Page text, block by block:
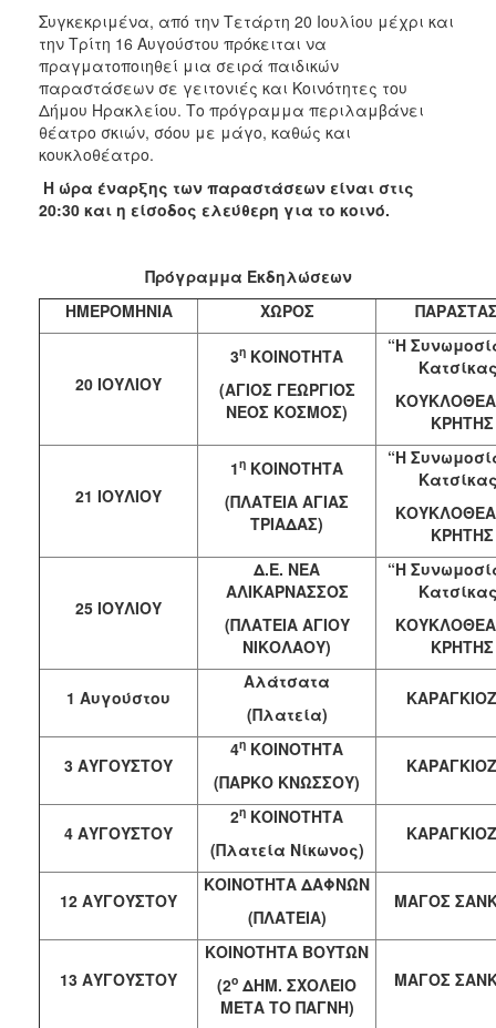
Συγκεκριμένα, από την Τετάρτη 20 Ιουλίου μέχρι και
την Τρίτη 16 Αυγούστου πρόκειται να
πραγματοποιηθεί μια σειρά παιδικών
παραστάσεων σε γειτονιές και Κοινότητες του
Δήμου Ηρακλείου. Το πρόγραμμα περιλαμβάνει
θέατρο σκιών, σόου με μάγο, καθώς και
κουκλοθέατρο.
Η ώρα έναρξης των παραστάσεων είναι στις
20:30 και η είσοδος ελεύθερη για το κοινό.
Πρόγραμμα Εκδηλώσεων
ΗΜΕΡΟΜΗΝΙΑ
ΧΩΡΟΣ
20 ΙΟΥΛΙΟΥ
3η ΚΟΙΝΟΤΗΤΑ
(ΑΓΙΟΣ ΓΕΩΡΓΙΟΣ
ΝΕΟΣ ΚΟΣΜΟΣ)
“Η
ΚΡΗΤΗΣ
21 ΙΟΥΛΙΟΥ
1η ΚΟΙΝΟΤΗΤΑ
(ΠΛΑΤΕΙΑ ΑΓΙΑΣ
ΤΡΙΑΔΑΣ)
“Η
ΚΡΗΤΗΣ
25 ΙΟΥΛΙΟΥ
Δ.Ε. ΝΕΑ
ΑΛΙΚΑΡΝΑΣΣΟΣ
(ΠΛΑΤΕΙΑ ΑΓΙΟΥ
ΝΙΚΟΛΑΟΥ)
“Η
ΚΡΗΤΗΣ
1 Αυγούστου
Αλάτσατα
(Πλατεία)
3 ΑΥΓΟΥΣΤΟΥ
4η ΚΟΙΝΟΤΗΤΑ
(ΠΑΡΚΟ ΚΝΩΣΣΟΥ)
4 ΑΥΓΟΥΣΤΟΥ
2η ΚΟΙΝΟΤΗΤΑ
(Πλατεία Νίκωνος)
12 ΑΥΓΟΥΣΤΟΥ
ΚΟΙΝΟΤΗΤΑ ΔΑΦΝΩΝ
(ΠΛΑΤΕΙΑ)
ΜΑΓΟΣ
13 ΑΥΓΟΥΣΤΟΥ
ΚΟΙΝΟΤΗΤΑ ΒΟΥΤΩΝ
(2ο ΔΗΜ. ΣΧΟΛΕΙΟ
ΜΕΤΑ ΤΟ ΠΑΓΝΗ)
ΜΑΓΟΣ